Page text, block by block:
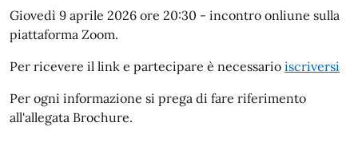
Giovedì 9 aprile 2026 ore 20:30 - incontro onliune sulla
piattaforma Zoom.
Per ricevere il link e partecipare è necessario iscriversi
Per ogni informazione si prega di fare riferimento
all'allegata Brochure.